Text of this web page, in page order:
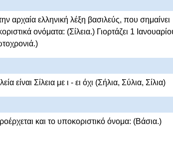
αρχαία ελληνική λέξη βασιλεύς, που σημαίνει
ονόματα: (Σίλεια.) Γιορτάζει 1
είναι Σίλεια με ι - ει όχι (Σήλια, Σύλια, Σίλια)
και το υποκοριστικό όνομα: (Bάσια.)